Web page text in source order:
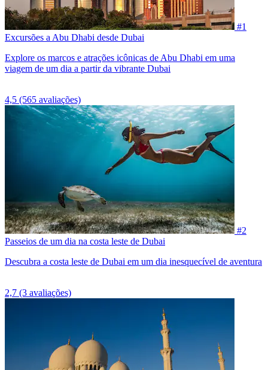
#1
Excursões a Abu Dhabi desde Dubai
Explore os marcos e atrações icônicas de Abu Dhabi em uma
viagem de um dia a partir da vibrante Dubai
4,5 (565 avaliações)
#2
Passeios de um dia na costa leste de Dubai
Descubra a costa leste de Dubai em um dia inesquecível de aventura
2,7 (3 avaliações)